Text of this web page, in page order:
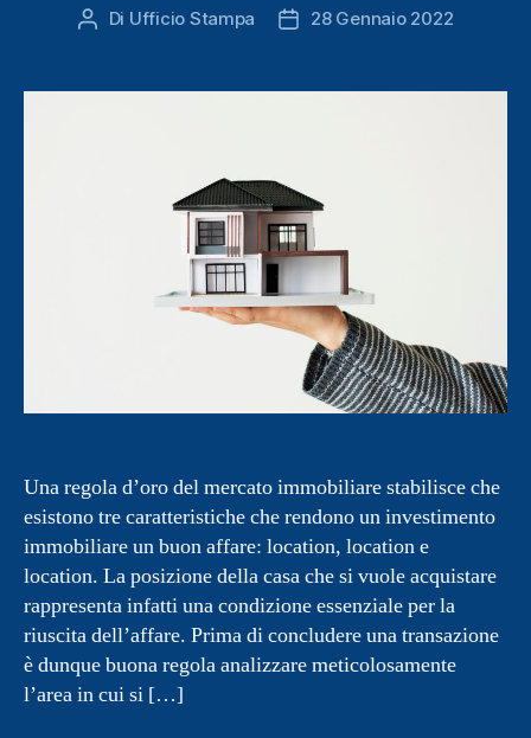
Autore
Di Ufficio Stampa
Data28 Gennaio 2022
Una regola d’oro del mercato immobiliare stabilisce che
esistono tre caratteristiche che rendono un investimento
immobiliare un buon affare: location, location e
location. La posizione della casa che si vuole acquistare
rappresenta infatti una condizione essenziale per la
riuscita dell’affare. Prima di concludere una transazione
è dunque buona regola analizzare meticolosamente
l’area in cui si […]